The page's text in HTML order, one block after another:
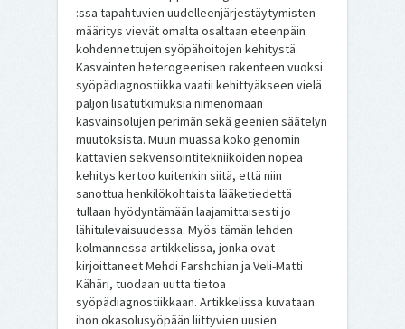
:ssa tapahtuvien uudelleenjärjestäytymisten
määritys vievät omalta osaltaan eteenpäin
kohdennettujen syöpähoitojen kehitystä.
Kasvainten heterogeenisen rakenteen vuoksi
syöpädiagnostiikka vaatii kehittyäkseen vielä
paljon lisätutkimuksia nimenomaan
kasvainsolujen perimän sekä geenien säätelyn
muutoksista. Muun muassa koko genomin
kattavien sekvensointitekniikoiden nopea
kehitys kertoo kuitenkin siitä, että niin
sanottua henkilökohtaista lääketiedettä
tullaan hyödyntämään laajamittaisesti jo
lähitulevaisuudessa. Myös tämän lehden
kolmannessa artikkelissa, jonka ovat
kirjoittaneet Mehdi Farshchian ja Veli-Matti
Kähäri, tuodaan uutta tietoa
syöpädiagnostiikkaan. Artikkelissa kuvataan
ihon okasolusyöpään liittyvien uusien